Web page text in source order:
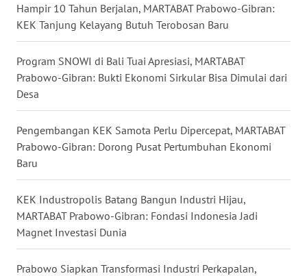
Hampir 10 Tahun Berjalan, MARTABAT Prabowo-Gibran:
KEK Tanjung Kelayang Butuh Terobosan Baru
Program SNOWI di Bali Tuai Apresiasi, MARTABAT
Prabowo-Gibran: Bukti Ekonomi Sirkular Bisa Dimulai dari
Desa
Pengembangan KEK Samota Perlu Dipercepat, MARTABAT
Prabowo-Gibran: Dorong Pusat Pertumbuhan Ekonomi
Baru
KEK Industropolis Batang Bangun Industri Hijau,
MARTABAT Prabowo-Gibran: Fondasi Indonesia Jadi
Magnet Investasi Dunia
Prabowo Siapkan Transformasi Industri Perkapalan,
WN
KALTENG
WN
KALTARA
WN
KALSEL
WN
KALTIM
WN
SULSEL